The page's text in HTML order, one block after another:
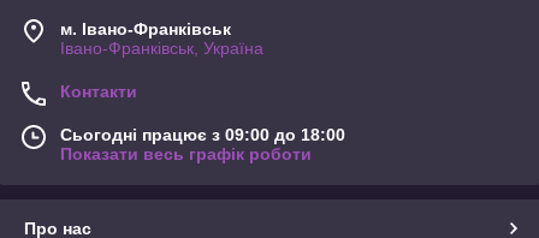
м. Івано-Франківськ
Івано-Франківськ, Україна
Контакти
Сьогодні працює з 09:00 до 18:00
Показати весь графік роботи
Про нас